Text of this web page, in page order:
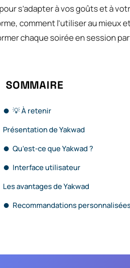
s’adapter à vos goûts et à
comment l’utiliser au mieux
chaque soirée en session
SOMMAIRE
💡 À retenir
Présentation de Yakwad
Qu’est-ce que Yakwad ?
Interface utilisateur
Les avantages de Yakwad
Recommandations